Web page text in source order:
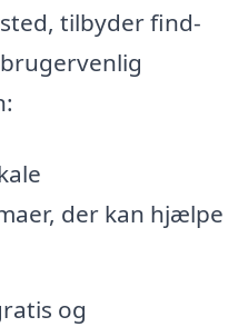
tilbyder find-
der kan hjælpe
og